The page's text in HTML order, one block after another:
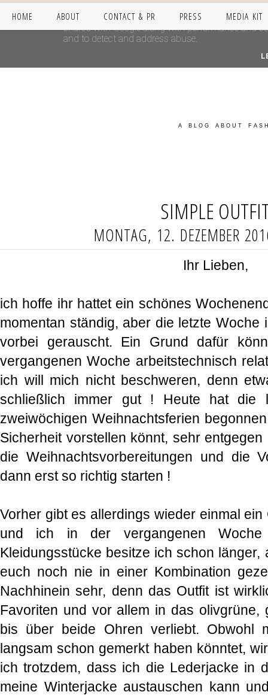
HOME ABOUT CONTACT & PR PRESS MEDIA KIT
A BLOG ABOUT
SIMPLE
MONTAG, 12. DEZEMBER
Ihr Lieben,
ich hoffe ihr hattet ein schönes
momentan ständig, aber die letzte Woche
vorbei gerauscht. Ein Grund dafür
vergangenen Woche arbeitstechnisch
ich will mich nicht beschweren, denn
schließlich immer gut ! Heute hat die
zweiwöchigen Weihnachtsferien
Sicherheit vorstellen könnt, sehr
die Weihnachtsvorbereitungen und die
dann erst so richtig starten !
Vorher gibt es allerdings wieder einmal
und ich in der vergangenen Woche
Kleidungsstücke besitze ich schon
euch noch nie in einer Kombination
Nachhinein sehr, denn das Outfit ist
Favoriten und vor allem in das olivgrüne,
bis über beide Ohren verliebt. Obwohl
langsam schon gemerkt haben könntet,
ich trotzdem, dass ich die Lederjacke in
meine Winterjacke austauschen kann
This site uses cookies from Google to deliver its
shared with Google along with performance and
and to detect and address abuse.